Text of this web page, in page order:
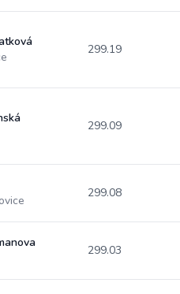
299.19
299.09
299.08
299.03